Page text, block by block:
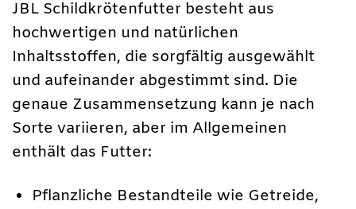
JBL Schildkrötenfutter besteht aus
hochwertigen und natürlichen
Inhaltsstoffen, die sorgfältig ausgewählt
und aufeinander abgestimmt sind. Die
genaue Zusammensetzung kann je nach
Sorte variieren, aber im Allgemeinen
enthält das Futter:
Pflanzliche Bestandteile wie Getreide,